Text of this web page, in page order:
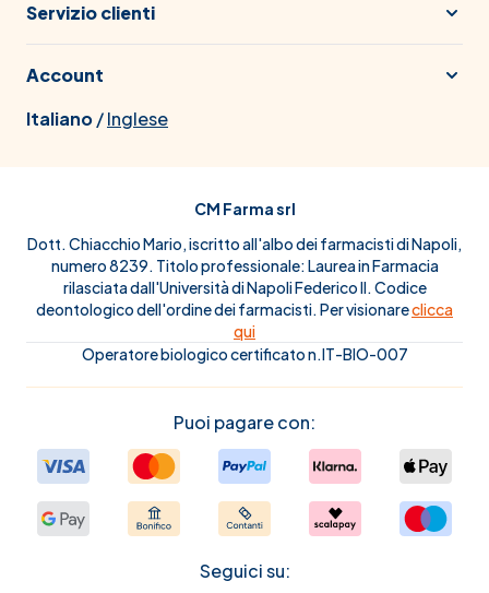
Servizio clienti
Account
Italiano/Inglese
CM Farma srl
Dott. Chiacchio Mario, iscritto all'albo dei farmacisti di Napoli,
numero 8239. Titolo professionale: Laurea in Farmacia
rilasciata dall'Università di Napoli Federico II. Codice
deontologico dell'ordine dei farmacisti. Per visionareclicca
qui
Operatore biologico certificato n.IT-BIO-007
Puoi pagare con:
Seguici su: